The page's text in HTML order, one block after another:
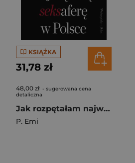
KSIĄŻKA
31,78 zł
48,00 zł - sugerowana cena
detaliczna
Jak rozpętałam największą seksaferę w Polsce
P. Emi